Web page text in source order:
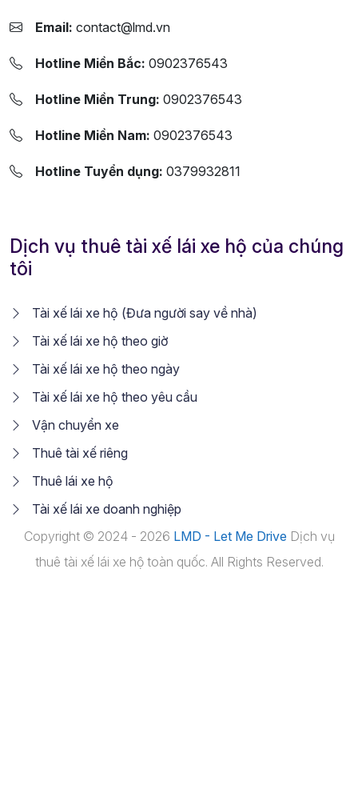
Email: contact@lmd.vn
Hotline Miền Bắc: 0902376543
Hotline Miền Trung: 0902376543
Hotline Miền Nam: 0902376543
Hotline Tuyển dụng: 0379932811
Dịch vụ thuê tài xế lái xe hộ của chúng
tôi
Tài xế lái xe hộ (Đưa người say về nhà)
Tài xế lái xe hộ theo giờ
Tài xế lái xe hộ theo ngày
Tài xế lái xe hộ theo yêu cầu
Vận chuyển xe
Thuê tài xế riêng
Thuê lái xe hộ
Tài xế lái xe doanh nghiệp
Copyright © 2024 - 2026 LMD - Let Me Drive Dịch vụ
thuê tài xế lái xe hộ toàn quốc. All Rights Reserved.